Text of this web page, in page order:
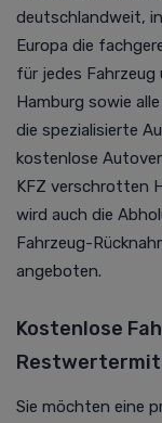
deutschlandweit,
Europa die
für jedes
Hamburg sowie
die spezialisierte
kostenlose
KFZ verschrotten
wird auch die
Fahrzeug-
angeboten.
Kostenlose
Sie möchten eine